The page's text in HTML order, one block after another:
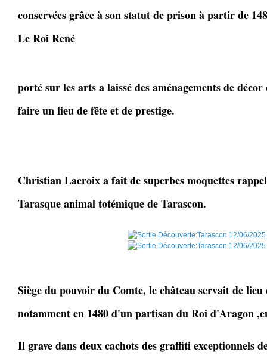
conservées grâce à son statut de prison à partir de
Le Roi René
porté sur les arts a laissé des aménagements de
faire un lieu de fête et de prestige.
Christian Lacroix a fait de superbes moquettes
Tarasque animal totémique de Tarascon.
Siège du pouvoir du Comte, le château servait de
notamment en 1480 d'un partisan du Roi d'Aragon
Il grave dans deux cachots des graffiti exceptionnels